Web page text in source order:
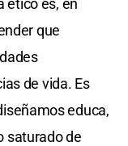
ético es, en
que
de vida. Es
educa,
saturado de